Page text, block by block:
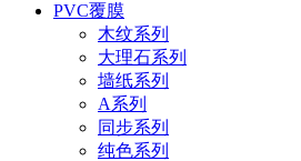
PVC覆膜
木纹系列
大理石系列
墙纸系列
A系列
同步系列
纯色系列